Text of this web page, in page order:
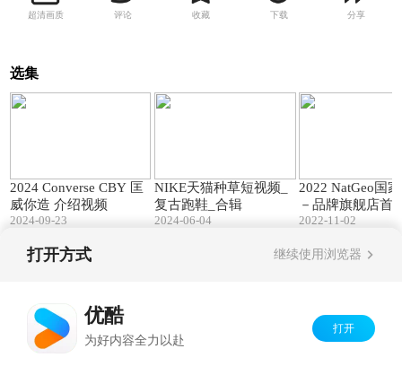
超清画质 评论 收藏 下载 分享
选集
2024 Converse CBY 匡
威你造 介绍视频
2024-09-23
NIKE天猫种草短视频_
复古跑鞋_合辑
2024-06-04
2022 NatGeo国
－品牌旗舰店首
2022-11-02
打开方式 继续使用浏览器
优酷
为好内容全力以赴
打开